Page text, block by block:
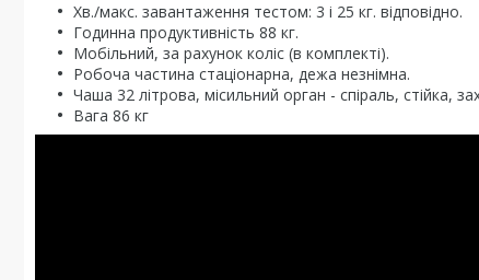
Хв./макс. завантаження тестом: 3 і 25 кг. відповідно.
Годинна продуктивність 88 кг.
Мобільний, за рахунок коліс (в комплекті).
Робоча частина стаціонарна, дежа незнімна.
Чаша 32 літрова, місильний орган - спіраль, стійка,
Вага 86 кг